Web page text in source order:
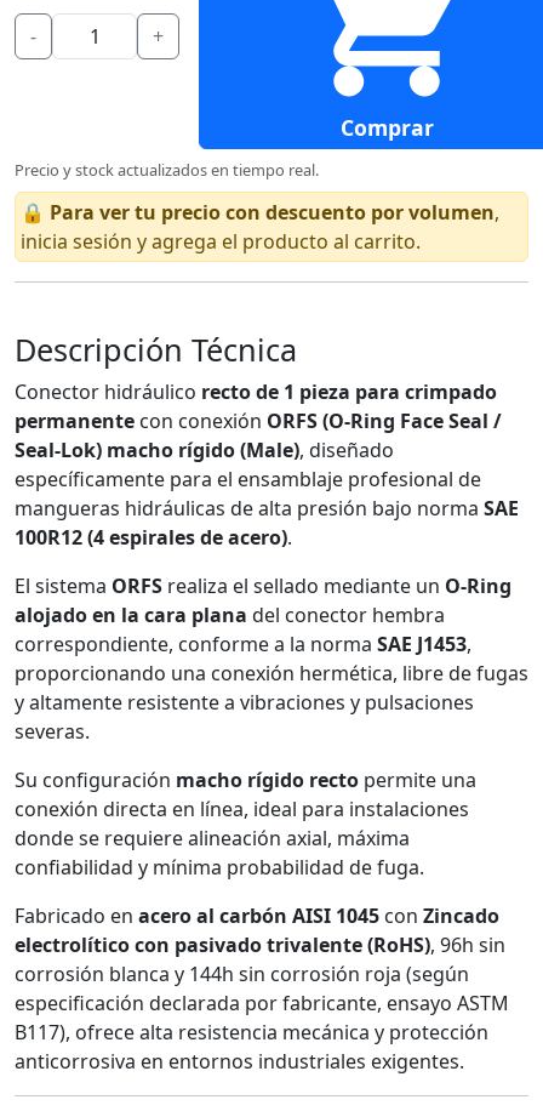
- +
Comprar
Precio y stock actualizados en tiempo real.
🔒 Para ver tu precio con descuento por volumen,
inicia sesión y agrega el producto al carrito.
Descripción Técnica
Conector hidráulico recto de 1 pieza para crimpado
permanente con conexión ORFS (O-Ring Face Seal /
Seal-Lok) macho rígido (Male), diseñado
específicamente para el ensamblaje profesional de
mangueras hidráulicas de alta presión bajo norma SAE
100R12 (4 espirales de acero).
El sistema ORFS realiza el sellado mediante un O-Ring
alojado en la cara plana del conector hembra
correspondiente, conforme a la norma SAE J1453,
proporcionando una conexión hermética, libre de fugas
y altamente resistente a vibraciones y pulsaciones
severas.
Su configuración macho rígido recto permite una
conexión directa en línea, ideal para instalaciones
donde se requiere alineación axial, máxima
confiabilidad y mínima probabilidad de fuga.
Fabricado en acero al carbón AISI 1045 con Zincado
electrolítico con pasivado trivalente (RoHS), 96h sin
corrosión blanca y 144h sin corrosión roja (según
especificación declarada por fabricante, ensayo ASTM
B117), ofrece alta resistencia mecánica y protección
anticorrosiva en entornos industriales exigentes.